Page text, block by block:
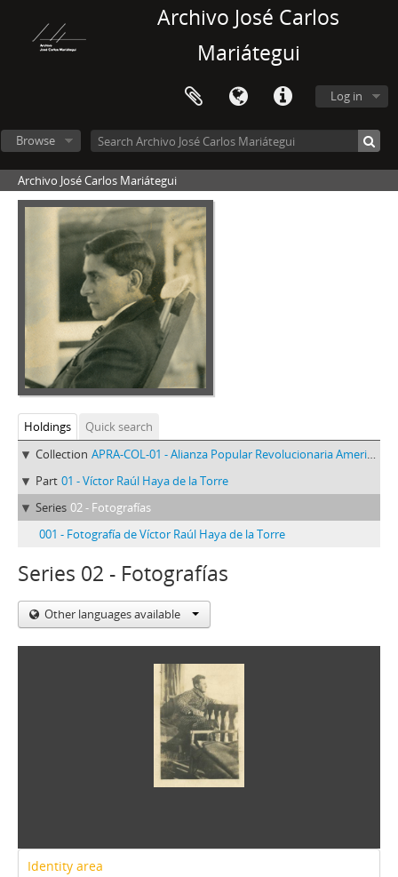
Archivo José Carlos
Mariátegui
Log in
Browse
Archivo José Carlos Mariátegui
Holdings
Quick search
Collection APRA-COL-01 - Alianza Popular Revolucionaria Americana-APRA (Colección)
Part 01 - Víctor Raúl Haya de la Torre
Series 02 - Fotografías
001 - Fotografía de Víctor Raúl Haya de la Torre
Series 02 - Fotografías
Other languages available
Identity area